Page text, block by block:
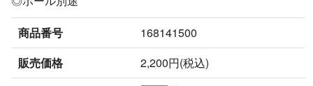
商品番号
168141500
販売価格
2,200円(税込)